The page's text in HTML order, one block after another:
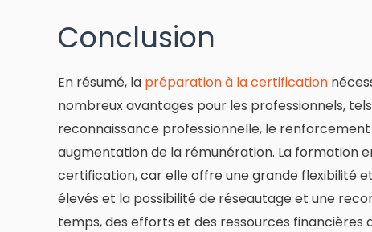
Conclusion
En résumé, la préparation à la certification
nombreux avantages pour les professionnels,
reconnaissance professionnelle, le
augmentation de la rémunération. La formation
certification, car elle offre une grande flexibilité
élevés et la possibilité de réseautage et une
temps, des efforts et des ressources